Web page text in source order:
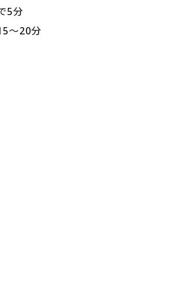
5分
～20分